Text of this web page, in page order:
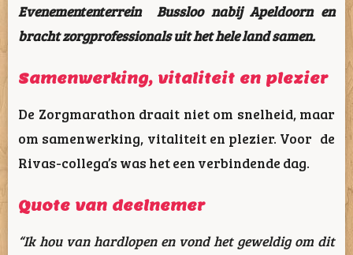
Evenemententerrein Bussloo nabij Apeldoorn en
bracht zorgprofessionals uit het hele land samen.
Samenwerking, vitaliteit en plezier
De Zorgmarathon draait niet om snelheid, maar
om samenwerking, vitaliteit en plezier. Voor de
Rivas-collega’s was het een verbindende dag.
Quote van deelnemer
“Ik hou van hardlopen en vond het geweldig om dit